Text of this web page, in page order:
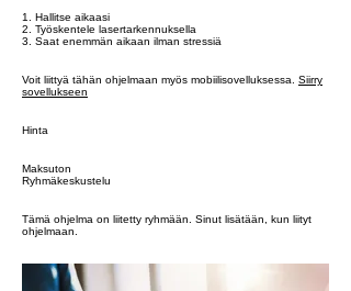
1. Hallitse aikaasi
2. Työskentele lasertarkennuksella
3. Saat enemmän aikaan ilman stressiä
Voit liittyä tähän ohjelmaan myös mobiilisovelluksessa.
Siirry
sovellukseen
Hinta
Maksuton
Ryhmäkeskustelu
Tämä ohjelma on liitetty ryhmään. Sinut lisätään, kun liityt
ohjelmaan.